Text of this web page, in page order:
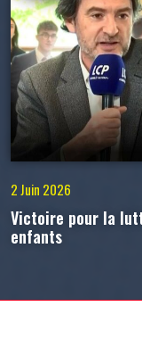
2 Juin 2026
Victoire pour la
enfants